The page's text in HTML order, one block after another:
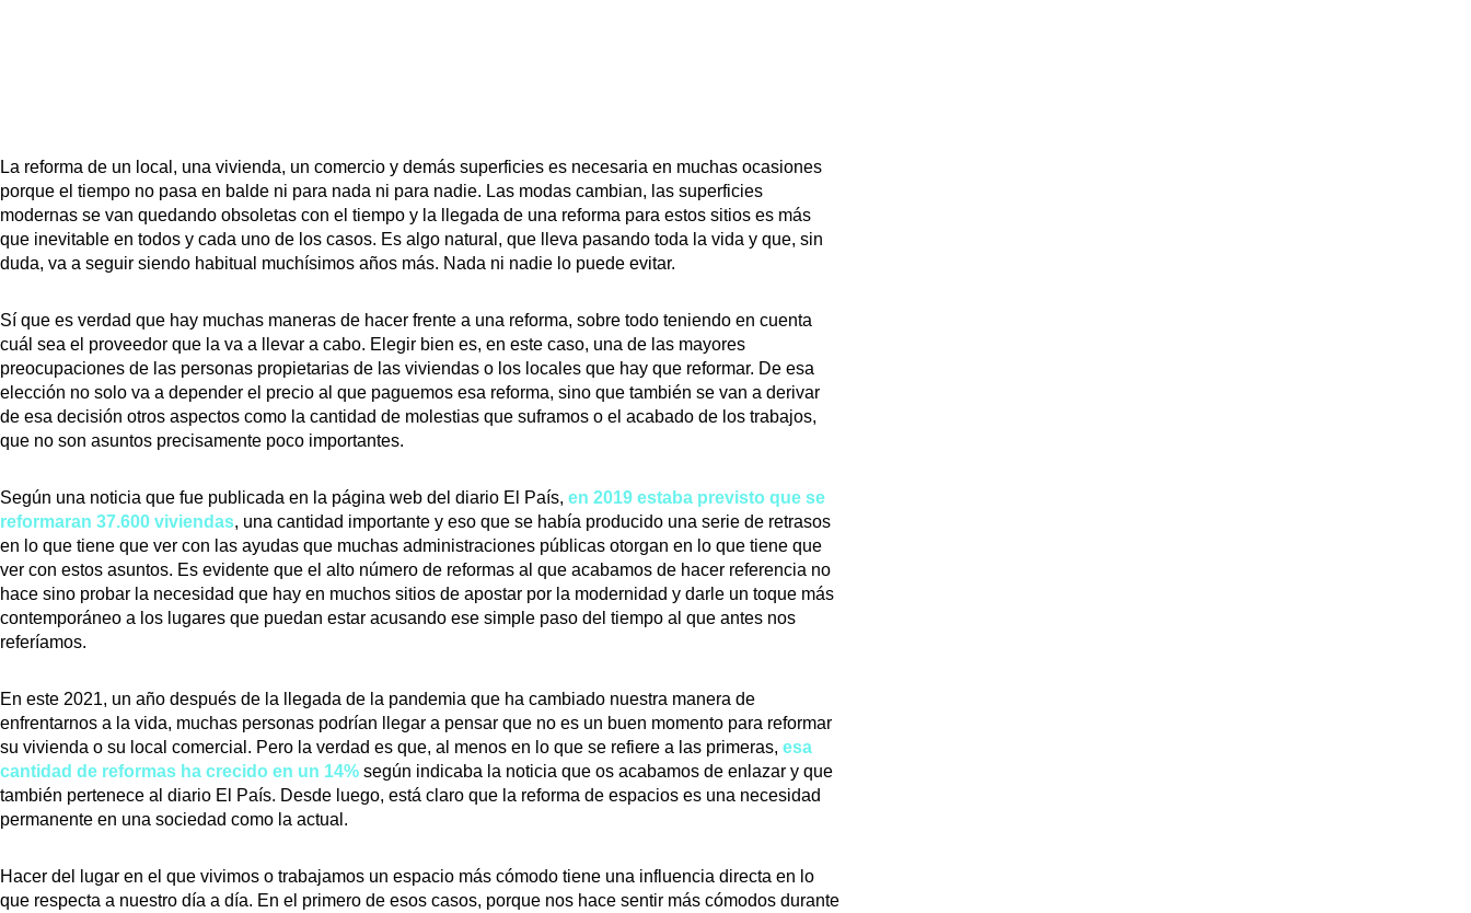
La reforma de un local, una vivienda, un comercio y demás superficies es necesaria en muchas ocasiones
porque el tiempo no pasa en balde ni para nada ni para nadie. Las modas cambian, las superficies
modernas se van quedando obsoletas con el tiempo y la llegada de una reforma para estos sitios es más
que inevitable en todos y cada uno de los casos. Es algo natural, que lleva pasando toda la vida y que, sin
duda, va a seguir siendo habitual muchísimos años más. Nada ni nadie lo puede evitar.
Sí que es verdad que hay muchas maneras de hacer frente a una reforma, sobre todo teniendo en cuenta
cuál sea el proveedor que la va a llevar a cabo. Elegir bien es, en este caso, una de las mayores
preocupaciones de las personas propietarias de las viviendas o los locales que hay que reformar. De esa
elección no solo va a depender el precio al que paguemos esa reforma, sino que también se van a derivar
de esa decisión otros aspectos como la cantidad de molestias que suframos o el acabado de los trabajos,
que no son asuntos precisamente poco importantes.
Según una noticia que fue publicada en la página web del diario El País, en 2019 estaba previsto que se
reformaran 37.600 viviendas, una cantidad importante y eso que se había producido una serie de retrasos
en lo que tiene que ver con las ayudas que muchas administraciones públicas otorgan en lo que tiene que
ver con estos asuntos. Es evidente que el alto número de reformas al que acabamos de hacer referencia no
hace sino probar la necesidad que hay en muchos sitios de apostar por la modernidad y darle un toque más
contemporáneo a los lugares que puedan estar acusando ese simple paso del tiempo al que antes nos
referíamos.
En este 2021, un año después de la llegada de la pandemia que ha cambiado nuestra manera de
enfrentarnos a la vida, muchas personas podrían llegar a pensar que no es un buen momento para reformar
su vivienda o su local comercial. Pero la verdad es que, al menos en lo que se refiere a las primeras, esa
cantidad de reformas ha crecido en un 14% según indicaba la noticia que os acabamos de enlazar y que
también pertenece al diario El País. Desde luego, está claro que la reforma de espacios es una necesidad
permanente en una sociedad como la actual.
Hacer del lugar en el que vivimos o trabajamos un espacio más cómodo tiene una influencia directa en lo
que respecta a nuestro día a día. En el primero de esos casos, porque nos hace sentir más cómodos durante